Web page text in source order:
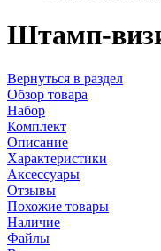
Штамп-
Вернуться в раздел
Обзор товара
Набор
Комплект
Описание
Характеристики
Аксессуары
Отзывы
Похожие товары
Наличие
Файлы